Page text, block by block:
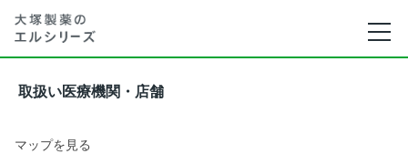
取扱い医療機関・店舗
マップを見る